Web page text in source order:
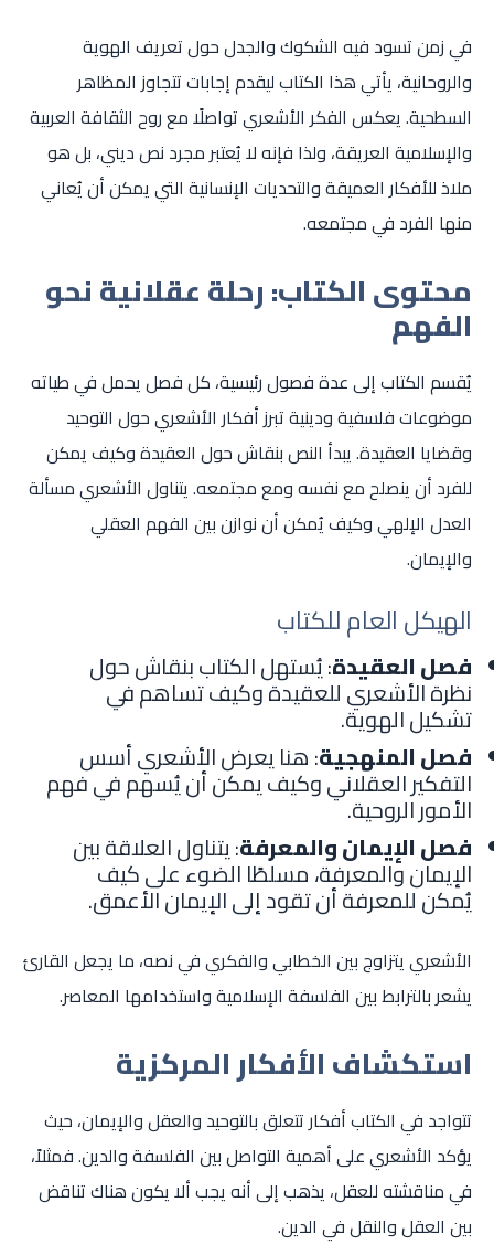
في زمن تسود فيه الشكوك والجدل حول تعريف الهوية
والروحانية، يأتي هذا الكتاب ليقدم إجابات تتجاوز المظاهر
السطحية. يعكس الفكر الأشعري تواصلًا مع روح الثقافة العربية
والإسلامية العريقة، ولذا فإنه لا يُعتبر مجرد نص ديني، بل هو
ملاذ للأفكار العميقة والتحديات الإنسانية التي يمكن أن يُعاني
منها الفرد في مجتمعه.
محتوى الكتاب: رحلة عقلانية نحو
الفهم
يُقسم الكتاب إلى عدة فصول رئيسية، كل فصل يحمل في طياته
موضوعات فلسفية ودينية تبرز أفكار الأشعري حول التوحيد
وقضايا العقيدة. يبدأ النص بنقاش حول العقيدة وكيف يمكن
للفرد أن ينصلح مع نفسه ومع مجتمعه. يتناول الأشعري مسألة
العدل الإلهي وكيف يُمكن أن نوازن بين الفهم العقلي
والإيمان.
الهيكل العام للكتاب
فصل العقيدة: يُستهل الكتاب بنقاش حول
نظرة الأشعري للعقيدة وكيف تساهم في
تشكيل الهوية.
فصل المنهجية: هنا يعرض الأشعري أسس
التفكير العقلاني وكيف يمكن أن يُسهم في فهم
الأمور الروحية.
فصل الإيمان والمعرفة: يتناول العلاقة بين
الإيمان والمعرفة، مسلطًا الضوء على كيف
يُمكن للمعرفة أن تقود إلى الإيمان الأعمق.
الأشعري يتزاوج بين الخطابي والفكري في نصه، ما يجعل القارئ
يشعر بالترابط بين الفلسفة الإسلامية واستخدامها المعاصر.
استكشاف الأفكار المركزية
تتواجد في الكتاب أفكار تتعلق بالتوحيد والعقل والإيمان، حيث
يؤكد الأشعري على أهمية التواصل بين الفلسفة والدين. فمثلاً،
في مناقشته للعقل، يذهب إلى أنه يجب ألا يكون هناك تناقض
بين العقل والنقل في الدين.